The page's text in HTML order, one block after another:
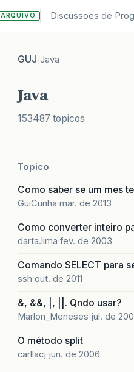
ARQUIVO Discussoes de
GUJ/Java
Java
153487 topicos
Topico
Como saber se um mes
GuiCunha mar. de 2013
Como converter inteiro
darta.lima fev. de 2003
Comando SELECT para
ssh out. de 2011
&, &&, |, ||. Qndo usar?
Marlon_Meneses jul. de
O método split
carllacj jun. de 2006